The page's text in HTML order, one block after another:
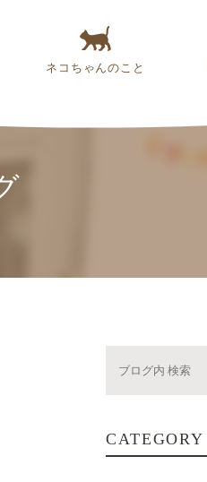
ネコちゃんのこと
CATEGORY